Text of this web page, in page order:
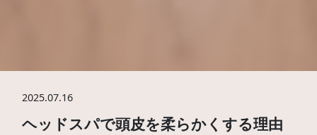
2025.07.16
ヘッドスパで頭皮を柔らかくする理由